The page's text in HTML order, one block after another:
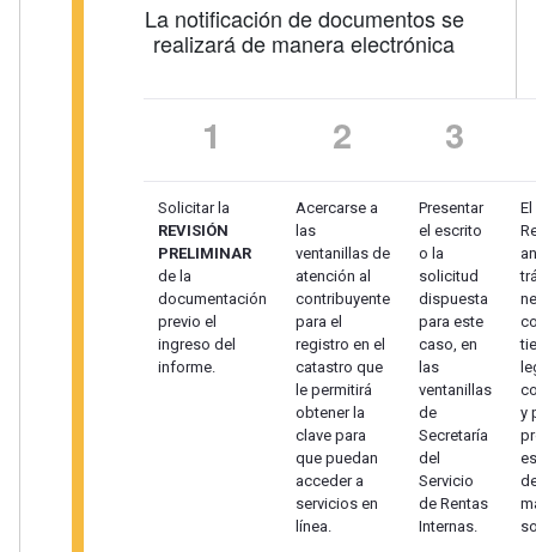
La notificación de documentos se
realizará de manera electrónica
1 2 3
Solicitar la
REVISIÓN
PRELIMINAR
de la
documentación
previo el
ingreso del
informe.
Acercarse a
las
ventanillas de
atención al
contribuyente
para el
registro en el
catastro que
le permitirá
obtener la
clave para
que puedan
acceder a
servicios en
línea.
Presentar
el escrito
o la
solicitud
dispuesta
para este
caso, en
las
ventanillas
de
Secretaría
del
Servicio
de Rentas
Internas.
y